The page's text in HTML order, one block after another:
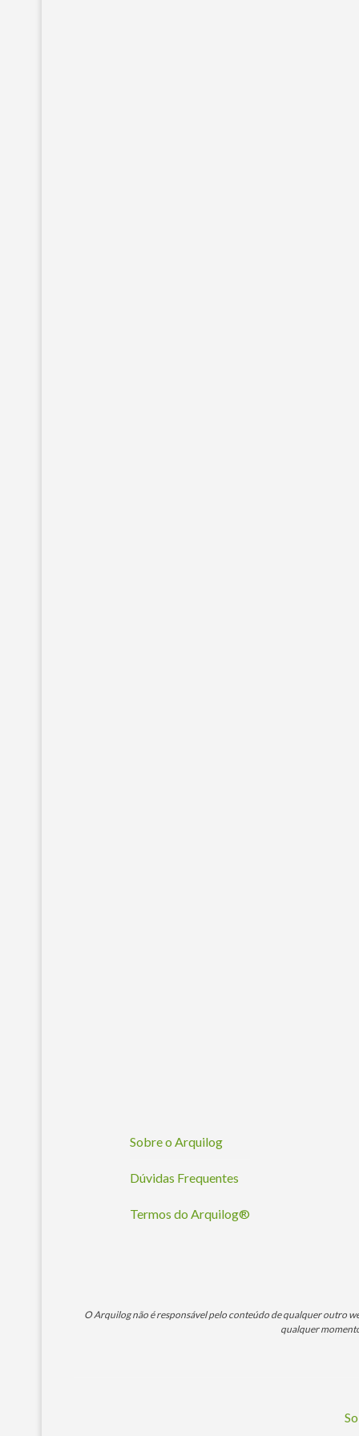
Sobre o Arquilog
Dúvidas Frequentes
Termos do Arquilog®
O Arquilog não é responsável pelo conteúdo de qualquer outro
qualquer